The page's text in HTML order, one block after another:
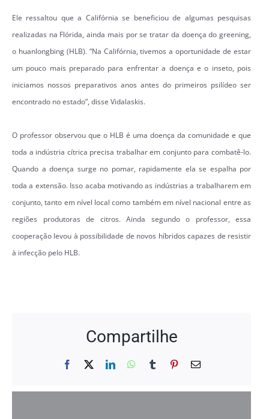
Ele ressaltou que a Califórnia se beneficiou de algumas pesquisas
realizadas na Flórida, ainda mais por se tratar da doença do greening,
o huanlongbing (HLB). “Na Califórnia, tivemos a oportunidade de estar
um pouco mais preparado para enfrentar a doença e o inseto, pois
iniciamos nossos preparativos anos antes do primeiros psilídeo ser
encontrado no estado”, disse Vidalaskis.
O professor observou que o HLB é uma doença da comunidade e que
toda a indústria cítrica precisa trabalhar em conjunto para combatê-lo.
Quando a doença surge no pomar, rapidamente ela se espalha por
toda a extensão. Isso acaba motivando as indústrias a trabalharem em
conjunto, tanto em nível local como também em nível nacional entre as
regiões produtoras de citros. Ainda segundo o professor, essa
cooperação levou à possibilidade de novos híbridos capazes de resistir
à infecção pelo HLB.
Compartilhe
Facebook LinkedInWhatsApp
Tumblr Pinterest
E-